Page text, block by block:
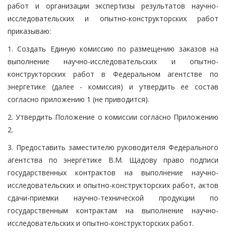
работ и организации экспертизы результатов научно-
исследовательских и опытно-конструкторских работ
приказываю:
1. Создать Единую комиссию по размещению заказов на
выполнение научно-исследовательских и опытно-
конструкторских работ в Федеральном агентстве по
энергетике (далее - комиссия) и утвердить ее состав
согласно приложению 1 (не приводится).
2. Утвердить Положение о комиссии согласно Приложению
2.
3. Предоставить заместителю руководителя Федерального
агентства по энергетике В.М. Щадову право подписи
государственных контрактов на выполнение научно-
исследовательских и опытно-конструкторских работ, актов
сдачи-приемки научно-технической продукции по
государственным контрактам на выполнение научно-
исследовательских и опытно-конструкторских работ.